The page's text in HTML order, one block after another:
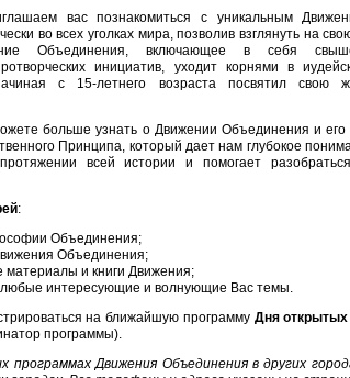
вас познакомиться с уникальным
во всех уголках мира, позволив взглянуть на
Объединения, включающее в себя
инициатив, уходит корнями в
с 15-летнего возраста посвятил свою
больше узнать о Движении Объединения и его
Принципа, который дает нам глубокое
всей истории и помогает
:
Объединения;
Объединения;
материалы и книги Движения;
интересующие и волнующие Вас темы.
на ближайшую программу Дня
программы).
программах Движения Объединения в других